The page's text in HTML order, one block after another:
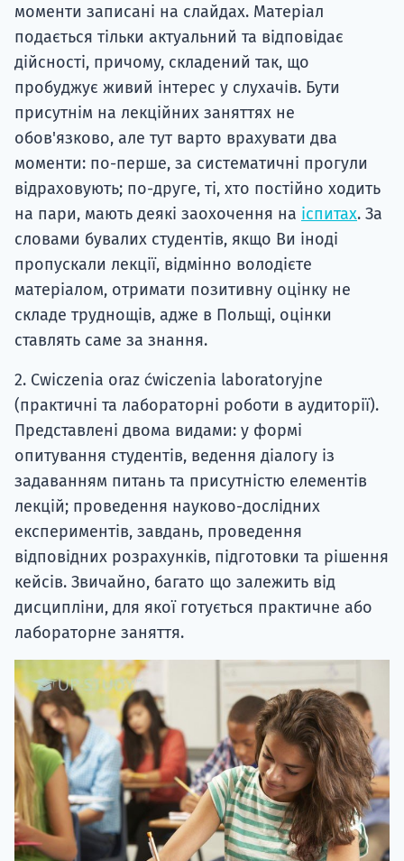
моменти записані на слайдах. Матеріал
подається тільки актуальний та відповідає
дійсності, причому, складений так, що
пробуджує живий інтерес у слухачів. Бути
присутнім на лекційних заняттях не
обов'язково, але тут варто врахувати два
моменти: по-перше, за систематичні прогули
відраховують; по-друге, ті, хто постійно ходить
на пари, мають деякі заохочення на іспитах. За
словами бувалих студентів, якщо Ви іноді
пропускали лекції, відмінно володієте
матеріалом, отримати позитивну оцінку не
складе труднощів, адже в Польщі, оцінки
ставлять саме за знання.
2. Сwiczenia oraz ćwiczenia laboratoryjne
(практичні та лабораторні роботи в аудиторії).
Представлені двома видами: у формі
опитування студентів, ведення діалогу із
задаванням питань та присутністю елементів
лекцій; проведення науково-дослідних
експериментів, завдань, проведення
відповідних розрахунків, підготовки та рішення
кейсів. Звичайно, багато що залежить від
дисципліни, для якої готується практичне або
лабораторне заняття.